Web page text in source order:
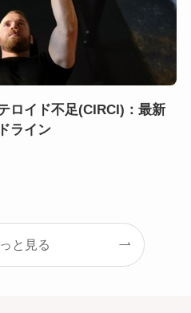
ロイド不足(CIRCI)：最新
ライン
と見る